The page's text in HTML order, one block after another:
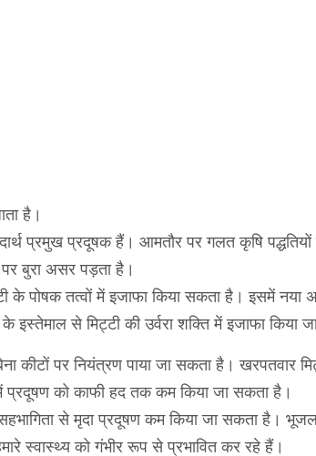
है।
प्रमुख प्रदूषक हैं। आमतौर पर गलत कृषि
बुरा असर पड़ता है।
के पोषक तत्वों में इजाफा किया सकता है। इसमें नया
से मिट्टी की उर्वरा शक्ति में इजाफा किया
कीटों पर नियंत्रण पाया जा सकता है। खरपतवार
को काफी हद तक कम किया जा सकता है।
से मृदा प्रदूषण कम किया जा सकता है।
स्वास्थ्य को गंभीर रूप से प्रभावित कर रहे हैं।